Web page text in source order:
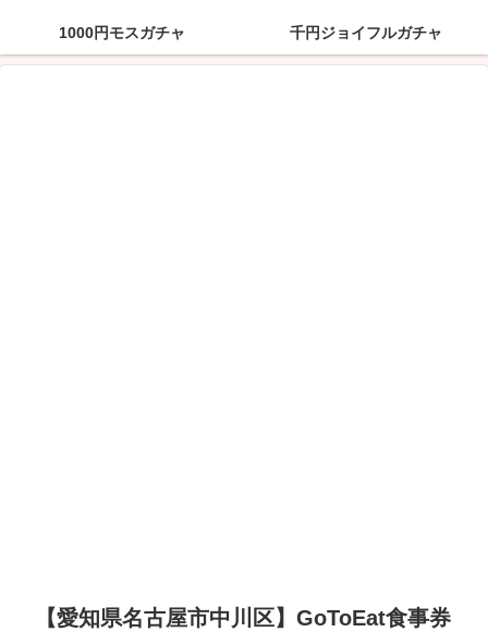
1000円モスガチャ 千円ジョイフルガチャ
【愛知県名古屋市中川区】GoToEat食事券